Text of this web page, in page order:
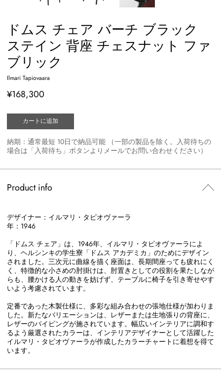
ドムス チェア バーチ ブラック
ステイン 背座 チェスナット ファ
ブリック
Ilmari Tapiovaara
¥168,300
カートに追加
納期：通常最短 10日で納品可能 （一部の製品を除く。入荷待ちの
場合は「入荷待ち」ボタンよりメールでお問い合わせください）
Product info
デザイナー：イルマリ・タピオヴァーラ
年：1946
「ドムス チェア」は、1946年、イルマリ・タピオヴァーラによ
り、ヘルシンキの学生寮「ドムス アカデミカ」のためにデザイン
されました。三次元に曲線を描く座面は、長期間座っても疲れにく
く、特徴的な小さめの肘掛けは、肘置きとしての役割を果たしなが
らも、腰かける人の動きを妨げず、テーブルに椅子を引き寄せやす
いよう考慮されています。
定番であった木製仕様に、多彩な組み合わせの張地仕様が加わりま
した。新たなバリエーションは、レザーまたは生地張りの背座に、
レザーのパイピングが施されています。幅広いインテリアに調和す
るよう厳選されたカラーは、インテリアデザイナーとして活躍した
イルマリ・タピオヴァーラが作成したカラーチャートに着想を得て
います。